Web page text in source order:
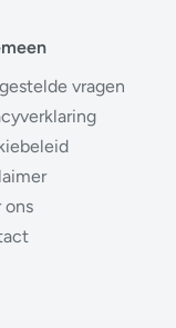
vragen
ons